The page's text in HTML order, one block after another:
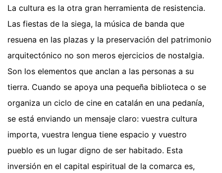
La cultura es la otra gran herramienta de resistencia.
Las fiestas de la siega, la música de banda que
resuena en las plazas y la preservación del patrimonio
arquitectónico no son meros ejercicios de nostalgia.
Son los elementos que anclan a las personas a su
tierra. Cuando se apoya una pequeña biblioteca o se
organiza un ciclo de cine en catalán en una pedanía,
se está enviando un mensaje claro: vuestra cultura
importa, vuestra lengua tiene espacio y vuestro
pueblo es un lugar digno de ser habitado. Esta
inversión en el capital espiritual de la comarca es,